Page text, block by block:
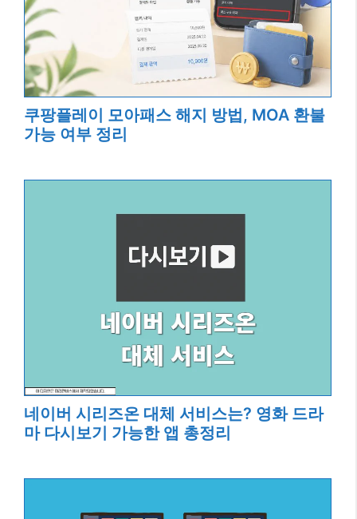
쿠팡플레이 모아패스 해지 방법, MOA 환불
가능 여부 정리
네이버 시리즈온 대체 서비스는? 영화 드라
마 다시보기 가능한 앱 총정리